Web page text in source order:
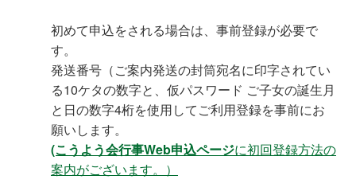
初めて申込をされる場合は、事前登録が必要で
す。
発送番号（ご案内発送の封筒宛名に印字されてい
る10ケタの数字と、仮パスワード ご子女の誕生月
と日の数字4桁を使用してご利用登録を事前にお
願いします。
(こうよう会行事Web申込ページに初回登録方法の
案内がございます。）